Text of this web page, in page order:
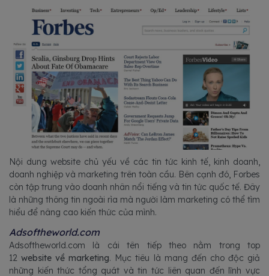
Nội dung website chủ yếu về các tin tức kinh tế, kinh doanh,
doanh nghiệp và marketing trên toàn cầu. Bên cạnh đó, Forbes
còn tập trung vào doanh nhân nổi tiếng và tin tức quốc tế. Đây
là những thông tin ngoài rìa mà người làm marketing có thể tìm
hiểu để nâng cao kiến thức của mình.
Adsoftheworld.com
Adsoftheworld.com là cái tên tiếp theo nằm trong top
12website về marketing. Mục tiêu là mang đến cho độc giả
những kiến thức tổng quát và tin tức liên quan đến lĩnh vực